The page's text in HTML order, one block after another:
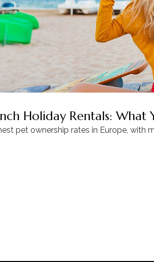
Holiday Rentals: What
pet ownership rates in Europe, with